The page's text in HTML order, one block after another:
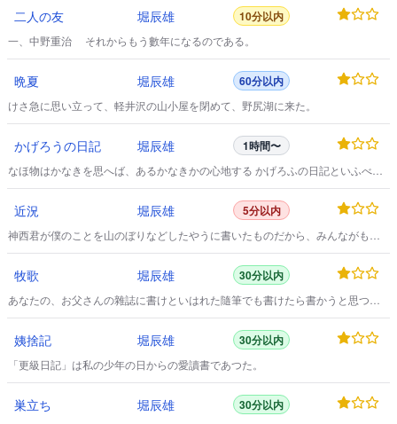
二人の友 堀辰雄 10分以内
一、中野重治 それからもう數年になるのである。
晩夏 堀辰雄 60分以内
けさ急に思い立って、軽井沢の山小屋を閉めて、野尻湖に来た。
かげろうの日記 堀辰雄 1時間〜
なほ物はかなきを思へば、あるかなきかの心地する かげろふの日記といふべ
近況 堀辰雄 5分以内
神西君が僕のことを山のぼりなどしたやうに書いたものだから、みんながもつ
牧歌 堀辰雄 30分以内
あなたの、お父さんの雜誌に書けといはれた隨筆でも書けたら書かうと思つ
姨捨記 堀辰雄 30分以内
「更級日記」は私の少年の日からの愛讀書であつた。
巣立ち 堀辰雄 30分以内